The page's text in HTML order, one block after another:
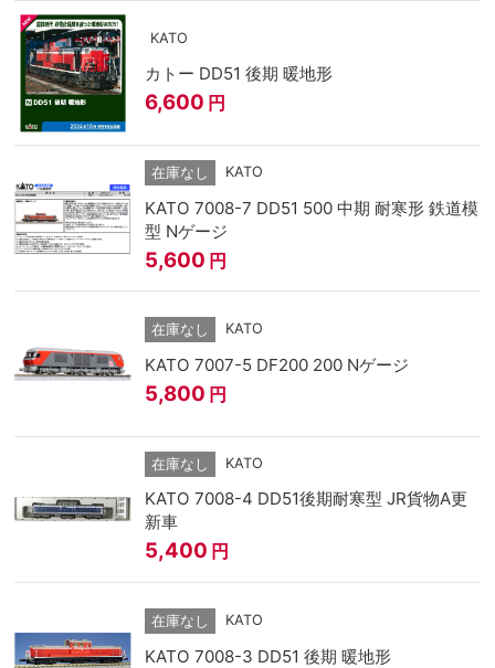
KATO
カトー DD51 後期 暖地形
6,600 円
在庫なし KATO
KATO 7008-7 DD51 500 中期 耐寒形 鉄道模
型 Nゲージ
5,600 円
在庫なし KATO
KATO 7007-5 DF200 200 Nゲージ
5,800 円
在庫なし KATO
KATO 7008-4 DD51後期耐寒型 JR貨物A更
新車
5,400 円
在庫なし KATO
KATO 7008-3 DD51 後期 暖地形